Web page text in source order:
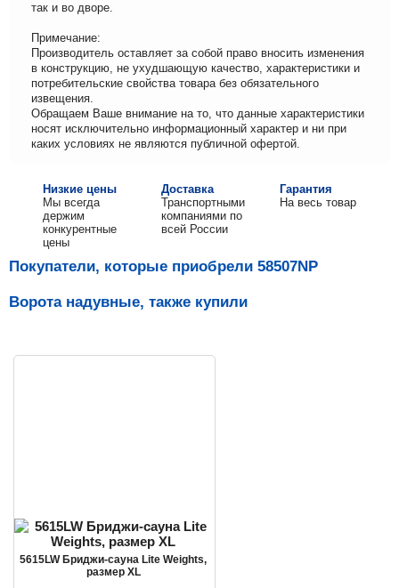
так и во дворе.
Примечание:
Производитель оставляет за собой право вносить изменения
в конструкцию, не ухудшающую качество, характеристики и
потребительские свойства товара без обязательного
извещения.
Обращаем Ваше внимание на то, что данные характеристики
носят исключительно информационный характер и ни при
каких условиях не являются публичной офертой.
Низкие цены
Мы всегда
держим
конкурентные
цены
Доставка
Транспортными
компаниями по
всей России
Гарантия
На весь товар
Покупатели, которые приобрели 58507NP
Ворота надувные, также купили
5615LW Бриджи-сауна Lite Weights,
размер XL